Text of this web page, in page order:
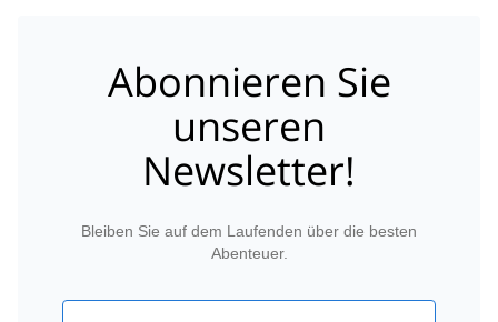
Abonnieren Sie
unseren
Newsletter!
Bleiben Sie auf dem Laufenden über die besten
Abenteuer.